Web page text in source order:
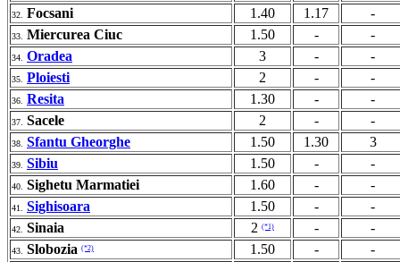
32. Focsani 1.40 1.17 -
33. Miercurea Ciuc 1.50 - -
34. Oradea 3 - -
35. Ploiesti 2 - -
36. Resita 1.30 - -
37. Sacele 2 - -
38. Sfantu Gheorghe 1.50 1.30 3
39. Sibiu 1.50 - -
40. Sighetu Marmatiei 1.60 - -
41. Sighisoara 1.50 - -
42. Sinaia 2 (*1) - -
43. Slobozia (*2) 1.50 - -